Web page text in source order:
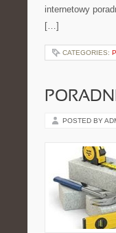
internetowy
[…]
CATEGORIES:
POSTED BY